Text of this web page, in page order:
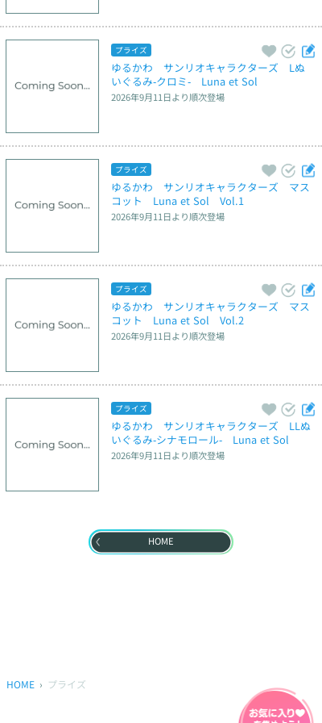
プライズ
ゆるかわ　サンリオキャラクターズ　Lぬ
いぐるみ‐クロミ‐　Luna et Sol
2026年9月11日より順次登場
プライズ
ゆるかわ　サンリオキャラクターズ　マス
コット　Luna et Sol　Vol.1
2026年9月11日より順次登場
プライズ
ゆるかわ　サンリオキャラクターズ　マス
コット　Luna et Sol　Vol.2
2026年9月11日より順次登場
プライズ
ゆるかわ　サンリオキャラクターズ　LLぬ
いぐるみ‐シナモロール‐　Luna et Sol
2026年9月11日より順次登場
HOME
HOME プライズ